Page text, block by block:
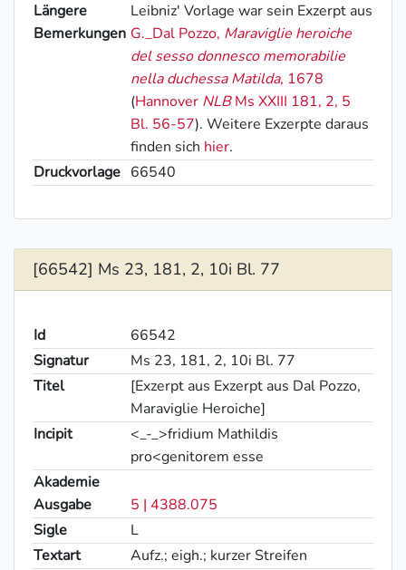
Längere
Bemerkungen
Leibniz' Vorlage war sein Exzerpt aus
G._Dal Pozzo, Maraviglie heroiche
del sesso donnesco memorabilie
nella duchessa Matilda, 1678
(Hannover NLBMs XXIII 181, 2, 5
Bl. 56-57). Weitere Exzerpte daraus
finden sich hier.
Druckvorlage 66540
[66542] Ms 23, 181, 2, 10i Bl. 77
Id
66542
Signatur
Ms 23, 181, 2, 10i Bl. 77
Titel
[Exzerpt aus Exzerpt aus Dal Pozzo,
Maraviglie Heroiche]
Incipit
<_-_>fridium Mathildis
pro<genitorem esse
Akademie
Ausgabe
5 | 4388.075
Sigle
L
Textart
Aufz.; eigh.; kurzer Streifen